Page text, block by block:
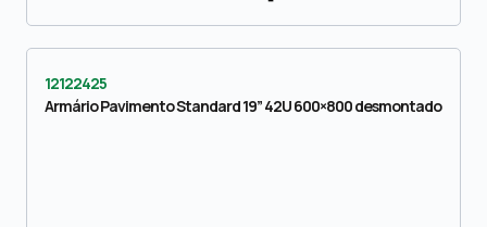
12122425
Armário Pavimento Standard 19” 42U 600×800 desmontado